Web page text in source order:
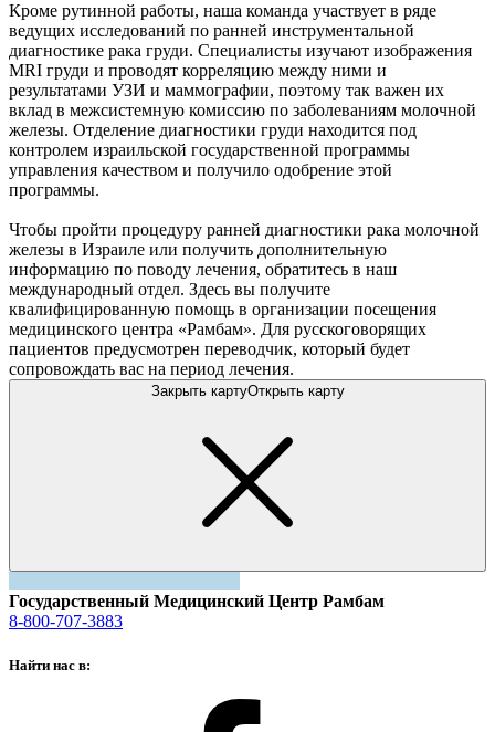
Кроме рутинной работы, наша команда участвует в ряде
ведущих исследований по ранней инструментальной
диагностике рака груди. Специалисты изучают изображения
MRI груди и проводят корреляцию между ними и
результатами УЗИ и маммографии, поэтому так важен их
вклад в межсистемную комиссию по заболеваниям молочной
железы. Отделение диагностики груди находится под
контролем израильской государственной программы
управления качеством и получило одобрение этой
программы.
Чтобы пройти процедуру ранней диагностики рака молочной
железы в Израиле или получить дополнительную
информацию по поводу лечения, обратитесь в наш
международный отдел. Здесь вы получите
квалифицированную помощь в организации посещения
медицинского центра «Рамбам». Для русскоговорящих
пациентов предусмотрен переводчик, который будет
сопровождать вас на период лечения.
Закрыть картуОткрыть карту
Государственный Медицинский Центр Рамбам
8-800-707-3883
Найти нас в: